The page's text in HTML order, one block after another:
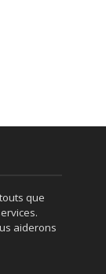
que
aiderons